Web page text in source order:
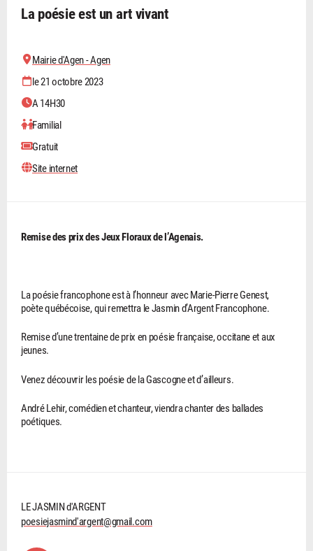
La poésie est un art vivant
Mairie d'Agen - Agen
le 21 octobre 2023
A 14H30
Familial
Gratuit
Site internet
Remise des prix des Jeux Floraux de l’Agenais.
La poésie francophone est à l’honneur avec Marie-Pierre Genest,
poète québécoise, qui remettra le Jasmin d’Argent Francophone.
Remise d’une trentaine de prix en poésie française, occitane et aux
jeunes.
Venez découvrir les poésie de la Gascogne et d’ailleurs.
André Lehir, comédien et chanteur, viendra chanter des ballades
poétiques.
LE JASMIN d'ARGENT
poesiejasmind'argent@gmail.com